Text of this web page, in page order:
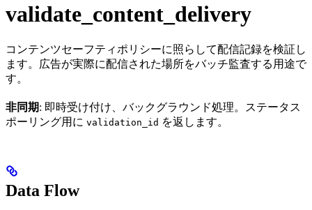
validate_content_delivery
コンテンツセーフティポリシーに照らして配信記録を検証し
ます。広告が実際に配信された場所をバッチ監査する用途で
す。
非同期: 即時受け付け、バックグラウンド処理。ステータス
ポーリング用に validation_id を返します。
Data Flow